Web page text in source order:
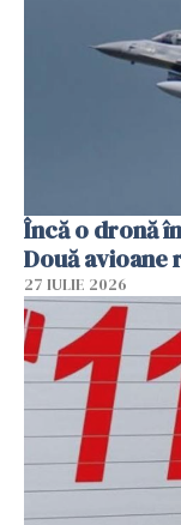
Încă o dronă
Două avioane
27 IULIE 2026